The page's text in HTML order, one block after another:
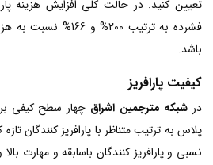
تعیین کنید. در حالت کلی افزایش هزینه
فشرده به ترتیب 200% و
باشد.
کیفیت پارافریز
در شبکه مترجمین اشراق چهار سطح کیفی
پلاس به ترتیب متناظر با پارافریز کنندگان
نسبی و پارافریز کنندگان باسابقه و مهارت